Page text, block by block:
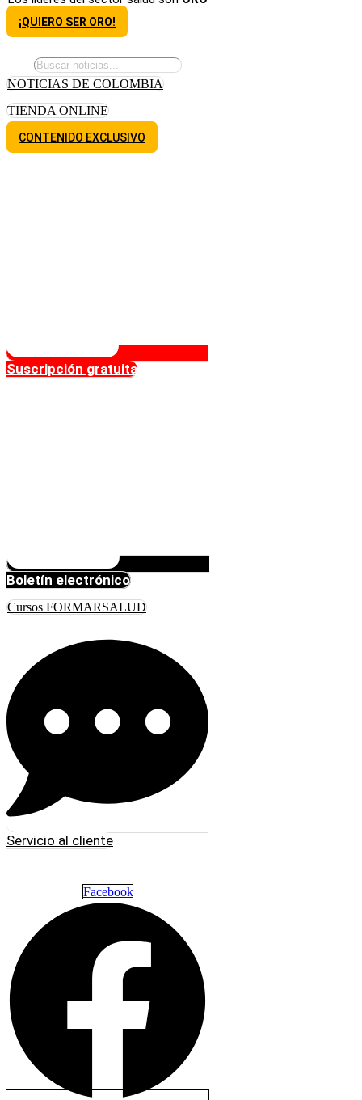
¡QUIERO SER ORO!
NOTICIAS DE COLOMBIA
TIENDA ONLINE
CONTENIDO EXCLUSIVO
Suscripción gratuita
Boletín electrónico
Cursos FORMARSALUD
Servicio al cliente
Facebook